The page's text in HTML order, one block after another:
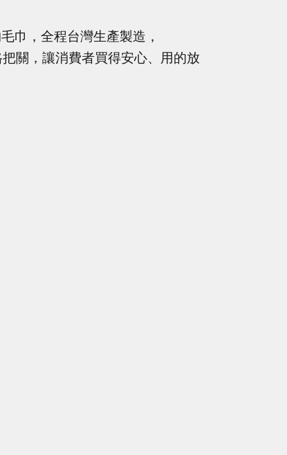
巾，全程台灣生產製造，
關，讓消費者買得安心、用的放